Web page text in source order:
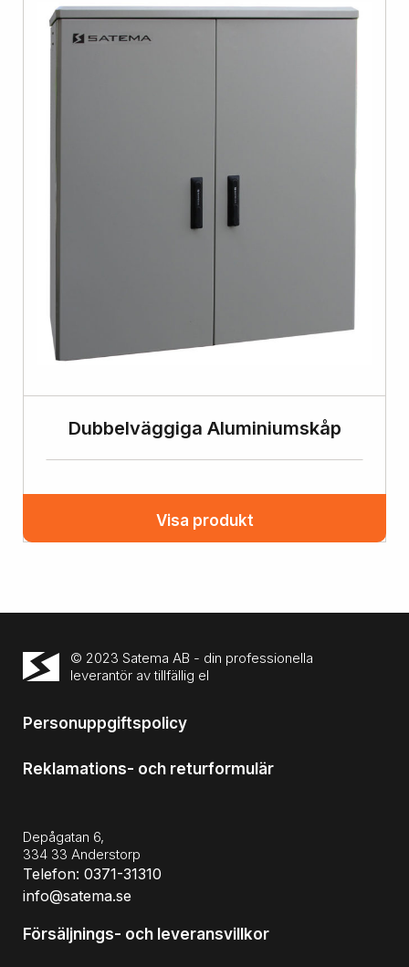
Dubbelväggiga Aluminiumskåp
Visa produkt
© 2023 Satema AB - din professionella
leverantör av tillfällig el
Personuppgiftspolicy
Reklamations- och returformulär
Depågatan 6,
334 33 Anderstorp
Telefon: 0371-31310
info@satema.se
Försäljnings- och leveransvillkor